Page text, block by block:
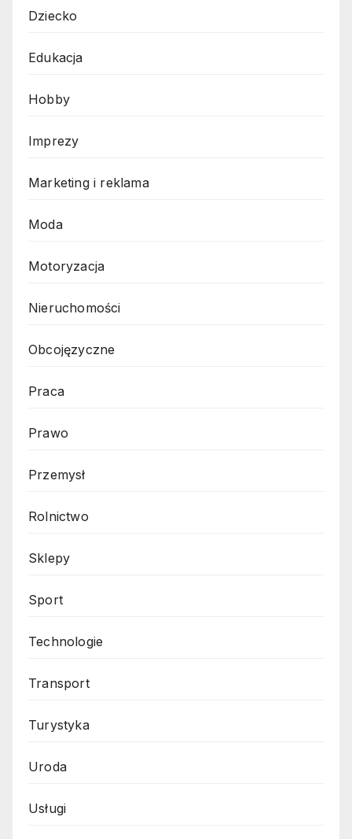
Dziecko
Edukacja
Hobby
Imprezy
Marketing i reklama
Moda
Motoryzacja
Nieruchomości
Obcojęzyczne
Praca
Prawo
Przemysł
Rolnictwo
Sklepy
Sport
Technologie
Transport
Turystyka
Uroda
Usługi